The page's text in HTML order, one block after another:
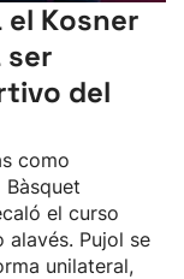
el Kosner
ser
del
como
el curso
alavés. Pujol se
unilateral,